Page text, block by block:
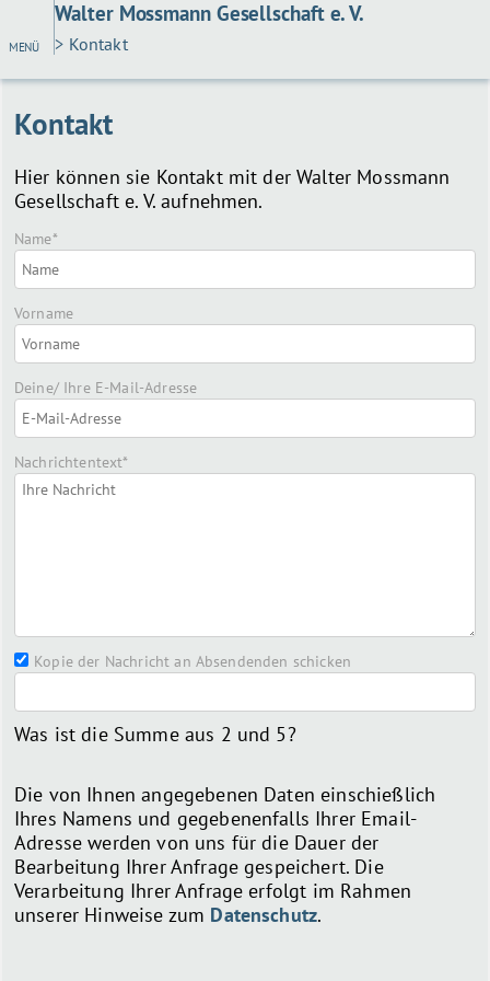
MENÜ
Walter Mossmann Gesellschaft e. V.
> Kontakt
Kontakt
Hier können sie Kontakt mit der Walter Mossmann
Gesellschaft e. V. aufnehmen.
Pflichtfeld
Name*
Vorname
Deine/ Ihre E-Mail-Adresse
Pflichtfeld
Nachrichtentext*
Kopie der Nachricht an Absendenden schicken
Was ist die Summe aus 2 und 5?
Die von Ihnen angegebenen Daten einschießlich
Ihres Namens und gegebenenfalls Ihrer Email-
Adresse werden von uns für die Dauer der
Bearbeitung Ihrer Anfrage gespeichert. Die
Verarbeitung Ihrer Anfrage erfolgt im Rahmen
unserer Hinweise zum Datenschutz.